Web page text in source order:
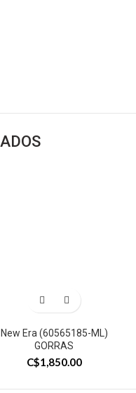
New Era (60565185-ML)
GORRAS
C$1,850.00